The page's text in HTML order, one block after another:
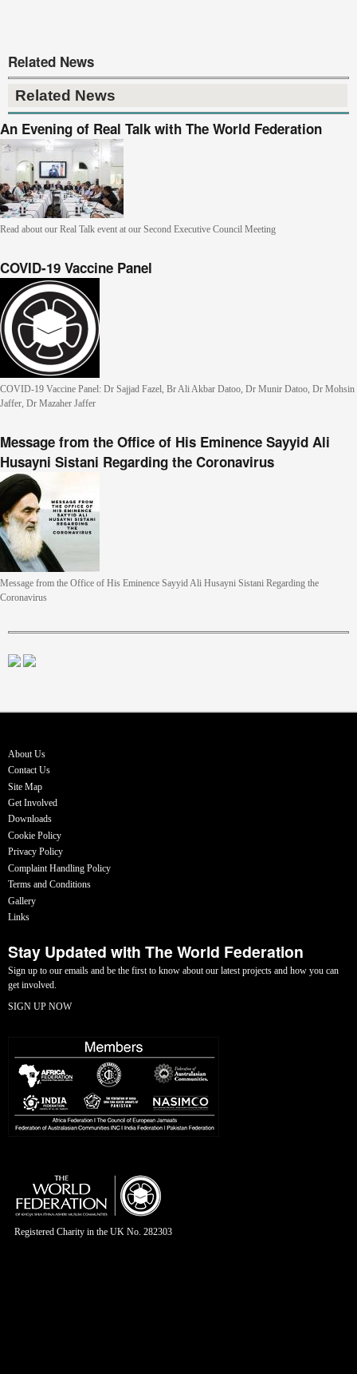
Related News
Related News
An Evening of Real Talk with The World Federation
Read about our Real Talk event at our Second Executive Council Meeting
COVID-19 Vaccine Panel
COVID-19 Vaccine Panel: Dr Sajjad Fazel, Br Ali Akbar Datoo, Dr Munir Datoo, Dr Mohsin
Jaffer, Dr Mazaher Jaffer
Message from the Office of His Eminence Sayyid Ali
Husayni Sistani Regarding the Coronavirus
Message from the Office of His Eminence Sayyid Ali Husayni Sistani Regarding the
Coronavirus
About Us
Contact Us
Site Map
Get Involved
Downloads
Cookie Policy
Privacy Policy
Complaint Handling Policy
Terms and Conditions
Gallery
Links
Stay Updated with The World Federation
Sign up to our emails and be the first to know about our latest projects and how you can
get involved.
SIGN UP NOW
Registered Charity in the UK No. 282303